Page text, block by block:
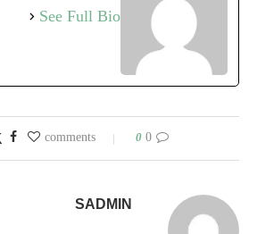
See Full Bio
0 comments
0
SADMIN